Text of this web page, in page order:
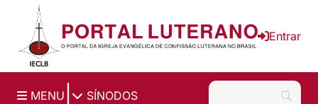
Ir para o conteúdo principal
Entrar
MENU SÍNODOS